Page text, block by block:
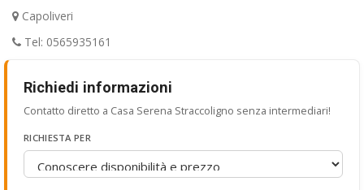
Capoliveri
Tel: 0565935161
Richiedi informazioni
Contatto diretto a Casa Serena Straccoligno senza intermediari!
RICHIESTA PER